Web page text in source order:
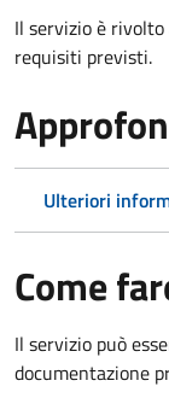
Il servizio è
requisiti previsti.
Ulteriori
Come
Il servizio può
documentazione